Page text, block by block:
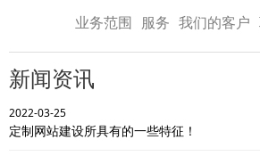
业务范围 服务 我们的客户
新闻资讯
2022-03-25
定制网站建设所具有的一些特征！